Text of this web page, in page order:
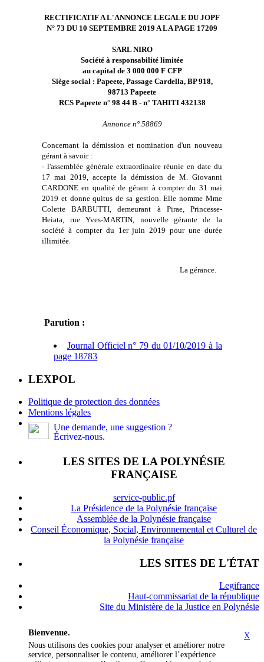
RECTIFICATIF A L'ANNONCE LEGALE DU JOPF
N° 73 DU 10 SEPTEMBRE 2019 A LA PAGE 17209
SARL NIRO
Société à responsabilité limitée
au capital de 3 000 000 F CFP
Siège social : Papeete, Passage Cardella, BP 918,
98713 Papeete
RCS Papeete n° 98 44 B - n° TAHITI 432138
Annonce n° 58869
Concernant la démission et nomination d'un nouveau
gérant à savoir :
- l'assemblée générale extraordinaire réunie en date du
17 mai 2019, accepte la démission de M. Giovanni
CARDONE en qualité de gérant à compter du 31 mai
2019 et donne quitus de sa gestion. Elle nomme Mme
Colette BARBUTTI, demeurant à Pirae, Princesse-
Heiata, rue Yves-MARTIN, nouvelle gérante de la
société à compter du 1er juin 2019 pour une durée
illimitée.
La gérance.
Parution :
Journal Officiel n° 79 du 01/10/2019 à la
page 18783
LEXPOL
Politique de protection des données
Mentions légales
Une demande, une suggestion ?
Écrivez-nous.
LES SITES DE LA POLYNÉSIE
FRANÇAISE
service-public.pf
La Présidence de la Polynésie française
Assemblée de la Polynésie française
Conseil Économique, Social, Environnemental et Culturel de
la Polynésie française
LES SITES DE L'ÉTAT
Legifrance
Haut-commissariat de la république
Site du Ministère de la Justice en Polynésie
X
Bienvenue.
Nous utilisons des cookies pour analyser et améliorer notre
service, personnaliser le contenu, améliorer l’expérience